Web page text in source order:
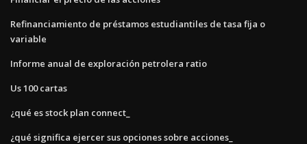
Refinanciamiento de préstamos estudiantiles de tasa fija o
variable
Informe anual de exploración petrolera ratio
Us 100 cartas
¿qué es stock plan connect_
¿qué significa ejercer sus opciones sobre acciones_